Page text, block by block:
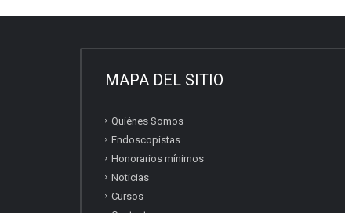
MAPA DEL SITIO
Quiénes Somos
Endoscopistas
Honorarios mínimos
Noticias
Cursos